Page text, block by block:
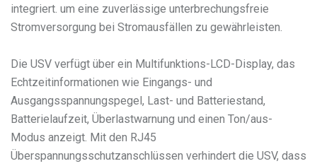
integriert. um eine zuverlässige unterbrechungsfreie
Stromversorgung bei Stromausfällen zu gewährleisten.
Die USV verfügt über ein Multifunktions-LCD-Display, das
Echtzeitinformationen wie Eingangs- und
Ausgangsspannungspegel, Last- und Batteriestand,
Batterielaufzeit, Überlastwarnung und einen Ton/aus-
Modus anzeigt. Mit den RJ45
Überspannungsschutzanschlüssen verhindert die USV, dass